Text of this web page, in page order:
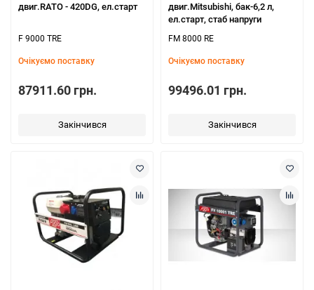
двиг.RATO - 420DG, ел.старт
F 9000 TRE
Очікуємо поставку
87911.60 грн.
Закінчився
двиг.Mitsubishi, бак-6,2 л,
ел.старт, стаб напруги
FM 8000 RE
Очікуємо поставку
99496.01 грн.
Закінчився